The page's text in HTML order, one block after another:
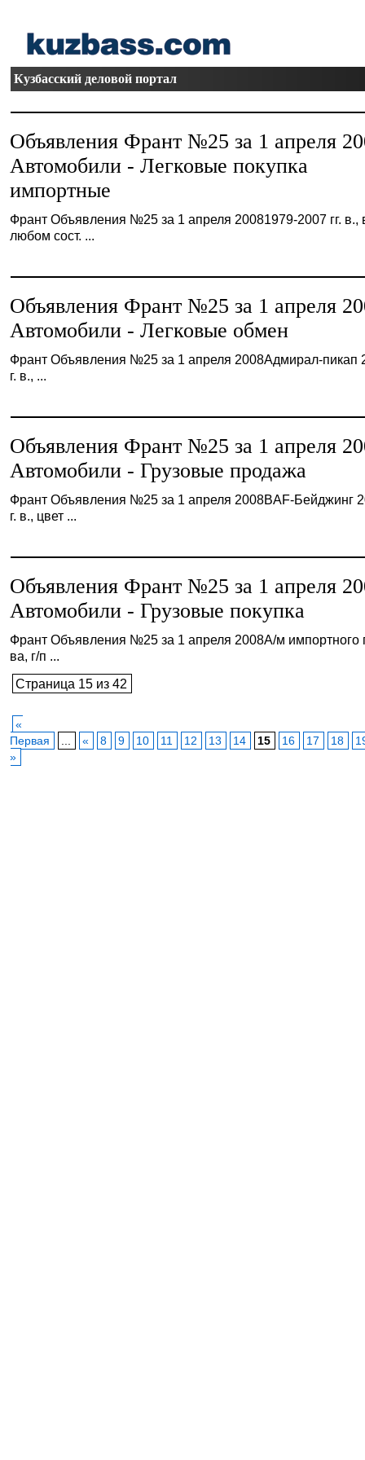
Кузбасский деловой портал
Объявления Франт №25 за 1 апреля
Автомобили - Легковые покупка
импортные
Франт Объявления №25 за 1 апреля 20081979-2007 гг. в.,
любом сост. ...
Объявления Франт №25 за 1 апреля
Автомобили - Легковые обмен
Франт Объявления №25 за 1 апреля 2008Адмирал-пикап
г. в., ...
Объявления Франт №25 за 1 апреля
Автомобили - Грузовые продажа
Франт Объявления №25 за 1 апреля 2008BAF-Бейджинг
г. в., цвет ...
Объявления Франт №25 за 1 апреля
Автомобили - Грузовые покупка
Франт Объявления №25 за 1 апреля 2008А/м импортного
ва, г/п ...
Страница 15 из 42
«
Первая
« 8 9 10 11 12 13 14 15 16 17 18
»